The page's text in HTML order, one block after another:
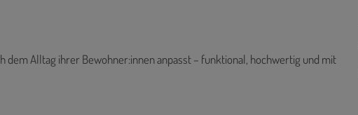
dem Alltag ihrer Bewohner:innen anpasst – funktional, hochwertig und mit